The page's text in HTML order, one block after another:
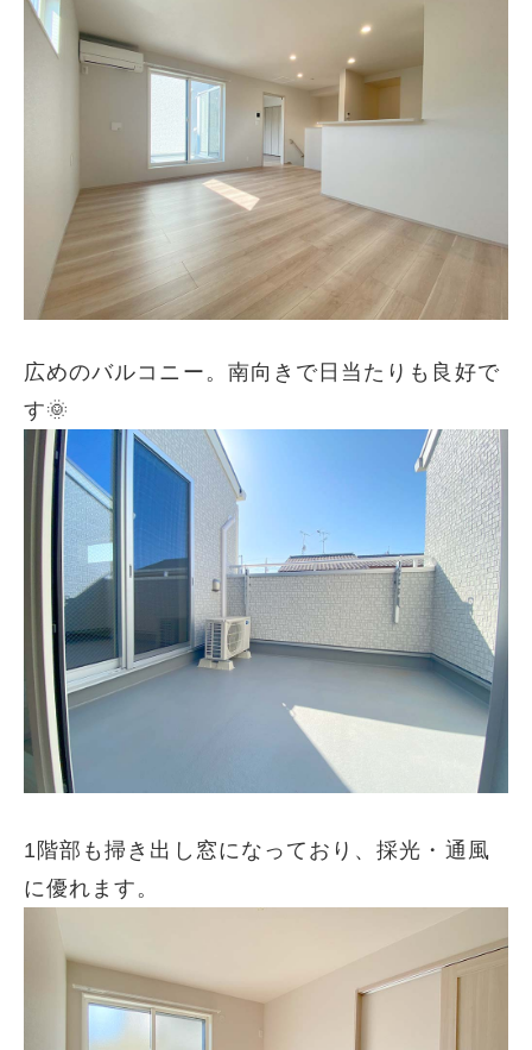
広めのバルコニー。南向きで日当たりも良好で
す🌞
1階部も掃き出し窓になっており、採光・通風
に優れます。